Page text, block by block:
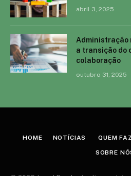
abril 3, 2025
Administração
a transição do
colaboração
outubro 31, 2025
HOME NOTÍCIAS QUEM FAZ
SOBRE